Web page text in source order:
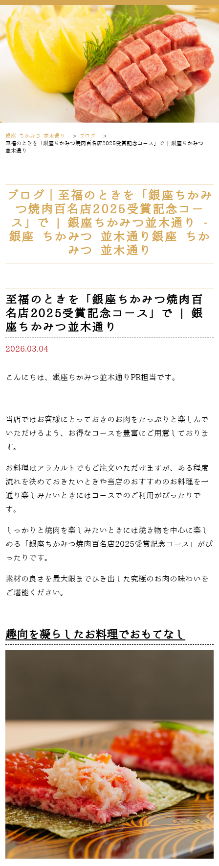
銀座 ちかみつ 並木通り > ブログ
>
至福のときを「銀座ちかみつ焼肉百名店2025受賞記念コース」で | 銀座ちかみつ
並木通り
ブログ｜至福のときを「銀座ちかみ
つ焼肉百名店2025受賞記念コー
ス」で | 銀座ちかみつ並木通り -
銀座 ちかみつ 並木通り銀座 ちか
みつ 並木通り
至福のときを「銀座ちかみつ焼肉百
名店2025受賞記念コース」で | 銀
座ちかみつ並木通り
2026.03.04
こんにちは、銀座ちかみつ並木通りPR担当です。
当店ではお客様にとっておきのお肉をたっぷりと楽しんで
いただけるよう、お得なコースを豊富にご用意しておりま
す。
お料理はアラカルトでもご注文いただけますが、ある程度
流れを決めておきたいときや当店のおすすめのお料理を一
通り楽しみたいときにはコースでのご利用がぴったりで
す。
しっかりと焼肉を楽しみたいときには焼き物を中心に楽し
める「銀座ちかみつ焼肉百名店2025受賞記念コース」がぴ
ったりです。
素材の良さを最大限までひき出した究極のお肉の味わいを
ご堪能ください。
趣向を凝らしたお料理でおもてなし